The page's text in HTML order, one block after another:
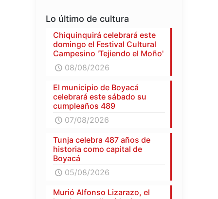
Lo último de cultura
Chiquinquirá celebrará este
domingo el Festival Cultural
Campesino 'Tejiendo el Moño'
08/08/2026
El municipio de Boyacá
celebrará este sábado su
cumpleaños 489
07/08/2026
Tunja celebra 487 años de
historia como capital de
Boyacá
05/08/2026
Murió Alfonso Lizarazo, el